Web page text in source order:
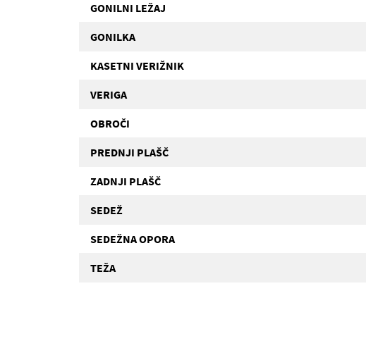
GONILNI LEŽAJ
GONILKA
KASETNI VERIŽNIK
VERIGA
OBROČI
PREDNJI PLAŠČ
ZADNJI PLAŠČ
SEDEŽ
SEDEŽNA OPORA
TEŽA